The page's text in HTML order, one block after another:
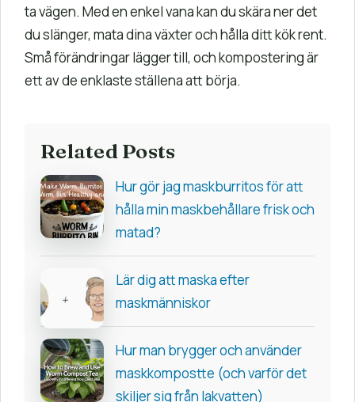
ta vägen. Med en enkel vana kan du skära ner det
du slänger, mata dina växter och hålla ditt kök rent.
Små förändringar lägger till, och kompostering är
ett av de enklaste ställena att börja.
Related Posts
Hur gör jag maskburritos för att
hålla min maskbehållare frisk och
matad?
Lär dig att maska ​​efter
maskmänniskor
Hur man brygger och använder
maskkompostte (och varför det
skiljer sig från lakvatten)